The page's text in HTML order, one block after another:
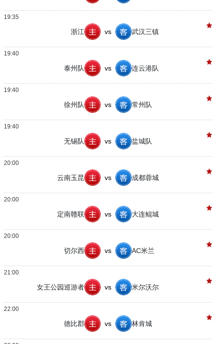
19:35
浙江 vs 武汉三镇
19:40
泰州队 vs 连云港队
19:40
徐州队 vs 常州队
19:40
无锡队 vs 盐城队
20:00
云南玉昆 vs 成都蓉城
20:00
定南赣联 vs 大连鲲城
20:00
切尔西 vs AC米兰
21:00
女王公园巡游者 vs 米尔沃尔
22:00
德比郡 vs 林肯城